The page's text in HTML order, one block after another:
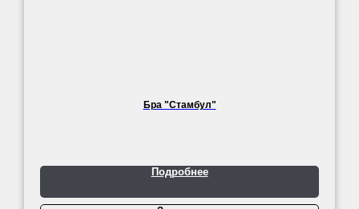
Бра "Стамбул"
Подробнее